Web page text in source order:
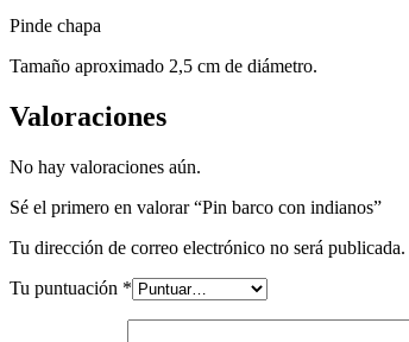
Pinde chapa
Tamaño aproximado 2,5 cm de diámetro.
Valoraciones
No hay valoraciones aún.
Sé el primero en valorar “Pin barco con indianos”
Tu dirección de correo electrónico no será publicada.
Tu puntuación *